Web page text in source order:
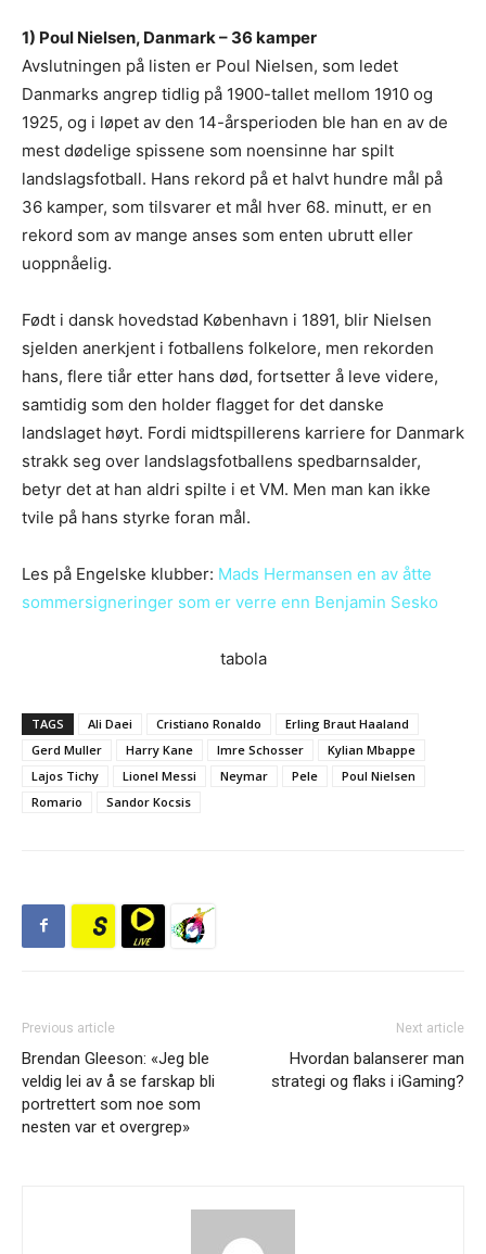
1) Poul Nielsen, Danmark – 36 kamper
Avslutningen på listen er Poul Nielsen, som ledet
Danmarks angrep tidlig på 1900-tallet mellom 1910 og
1925, og i løpet av den 14-årsperioden ble han en av de
mest dødelige spissene som noensinne har spilt
landslagsfotball. Hans rekord på et halvt hundre mål på
36 kamper, som tilsvarer et mål hver 68. minutt, er en
rekord som av mange anses som enten ubrutt eller
uoppnåelig.
Født i dansk hovedstad København i 1891, blir Nielsen
sjelden anerkjent i fotballens folkelore, men rekorden
hans, flere tiår etter hans død, fortsetter å leve videre,
samtidig som den holder flagget for det danske
landslaget høyt. Fordi midtspillerens karriere for Danmark
strakk seg over landslagsfotballens spedbarnsalder,
betyr det at han aldri spilte i et VM. Men man kan ikke
tvile på hans styrke foran mål.
Les på Engelske klubber: Mads Hermansen en av åtte
sommersigneringer som er verre enn Benjamin Sesko
tabola
TAGS Ali Daei Cristiano Ronaldo
Erling Braut Haaland
Gerd Muller
Harry Kane Imre Schosser
Kylian Mbappe
Lajos Tichy
Lionel Messi Neymar Pele
Poul Nielsen
Romario
Sandor Kocsis
Previous article
Brendan Gleeson: «Jeg ble
veldig lei av å se farskap bli
portrettert som noe som
nesten var et overgrep»
Next article
Hvordan balanserer man
strategi og flaks i iGaming?